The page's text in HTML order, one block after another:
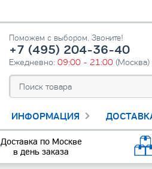
Поможем с выбором. Звоните!
+7 (495) 204-36-40
Ежедневно:09:00 - 21:00 (Москва)
ИНФОРМАЦИЯ
Доставка по Москве
в день заказа